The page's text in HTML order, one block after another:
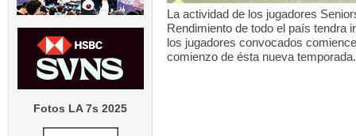
Fotos LA 7s 2025
La actividad de los jugadores
Rendimiento de todo el país tendra
los jugadores convocados
comienzo de ésta nueva temporada.